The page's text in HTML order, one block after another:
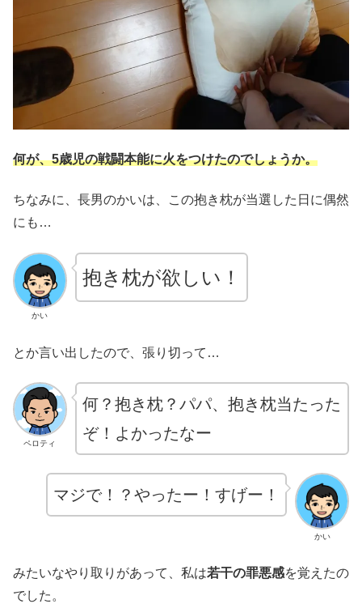
何が、5歳児の戦闘本能に火をつけたのでしょうか。
ちなみに、長男のかいは、この抱き枕が当選した日に偶然
にも…
かい
抱き枕が欲しい！
とか言い出したので、張り切って…
ペロティ
何？抱き枕？パパ、抱き枕当たった
ぞ！よかったなー
かい
マジで！？やったー！すげー！
みたいなやり取りがあって、私は若干の罪悪感を覚えたの
でした。